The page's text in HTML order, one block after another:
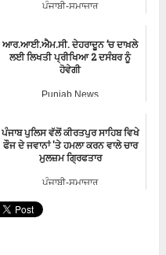
ਪੰਜਾਬੀ-ਸਮਾਚਾਰ
ਆਰ.ਆਈ.ਐਮ.ਸੀ. ਦੇਹਰਾਦੂਨ ’ਚ ਦਾਖ਼ਲੇ
ਲਈ ਲਿਖਤੀ ਪ੍ਰੀਖਿਆ 2 ਦਸੰਬਰ ਨੂੰ
ਹੋਵੇਗੀ
Punjab News
ਪੰਜਾਬ ਪੁਲਿਸ ਵੱਲੋਂ ਕੀਰਤਪੁਰ ਸਾਹਿਬ ਵਿਖੇ
ਫੌਜ ਦੇ ਜਵਾਨਾਂ 'ਤੇ ਹਮਲਾ ਕਰਨ ਵਾਲੇ ਚਾਰ
ਮੁਲਜ਼ਮ ਗ੍ਰਿਫਤਾਰ
ਪੰਜਾਬੀ-ਸਮਾਚਾਰ